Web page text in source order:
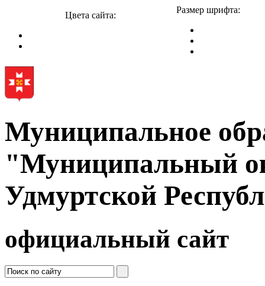
Цвета сайта:
Размер шрифта:
Муниципальное
"Муниципальный
Удмуртской
официальный сайт